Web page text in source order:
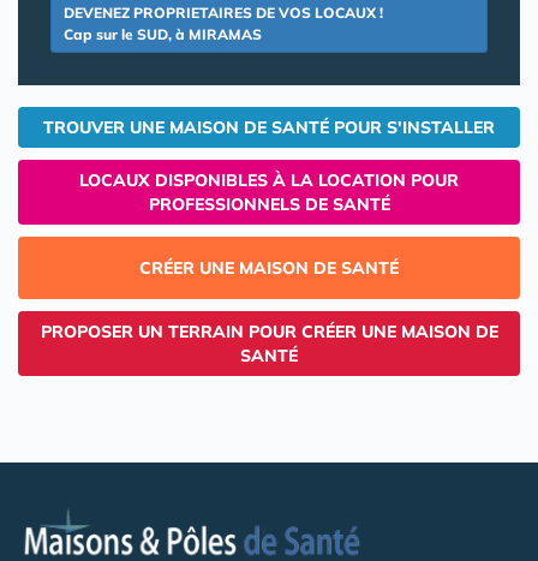
DEVENEZ PROPRIETAIRES DE VOS LOCAUX !
Cap sur le SUD, à MIRAMAS
TROUVER UNE MAISON DE SANTÉ POUR S'INSTALLER
LOCAUX DISPONIBLES À LA LOCATION POUR
PROFESSIONNELS DE SANTÉ
CRÉER UNE MAISON DE SANTÉ
PROPOSER UN TERRAIN POUR CRÉER UNE MAISON DE
SANTÉ